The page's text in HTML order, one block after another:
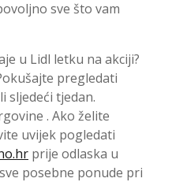
sve što vam
u Lidl letku na akciji?
pregledati
sljedeći tjedan.
. Ako želite
uvijek pogledati
prije odlaska u
posebne ponude pri